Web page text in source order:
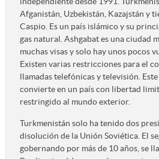
Afganistán, Uzbekistán, Kazajstán y
Caspio. Es un país islámico y su
gas natural. Ashgabat es una ciudad
muchas visas y solo hay unos pocos
Existen varias restricciones para el
llamadas telefónicas y televisión.
convierte en un país con libertad
restringido al mundo exterior.
Turkmenistán solo ha tenido dos
disolución de la Unión Soviética. El
gobernando por más de 10 años, se